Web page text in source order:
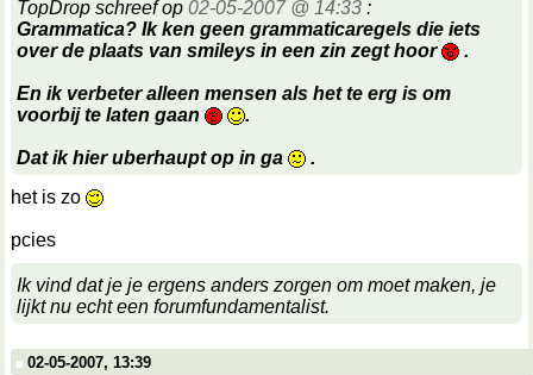
TopDrop schreef op 02-05-2007 @ 14:33 :
Grammatica? Ik ken geen grammaticaregels die iets
over de plaats van smileys in een zin zegt hoor
.
En ik verbeter alleen mensen als het te erg is om
voorbij te laten gaan
.
Dat ik hier uberhaupt op in ga
.
het is zo
pcies
Ik vind dat je je ergens anders zorgen om moet maken, je
lijkt nu echt een forumfundamentalist.
02-05-2007, 13:39